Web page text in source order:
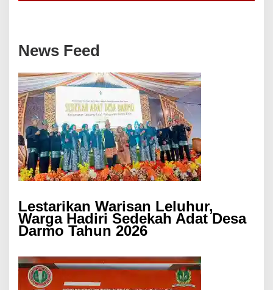
News Feed
Lestarikan Warisan Leluhur,
Warga Hadiri Sedekah Adat Desa
Darmo Tahun 2026